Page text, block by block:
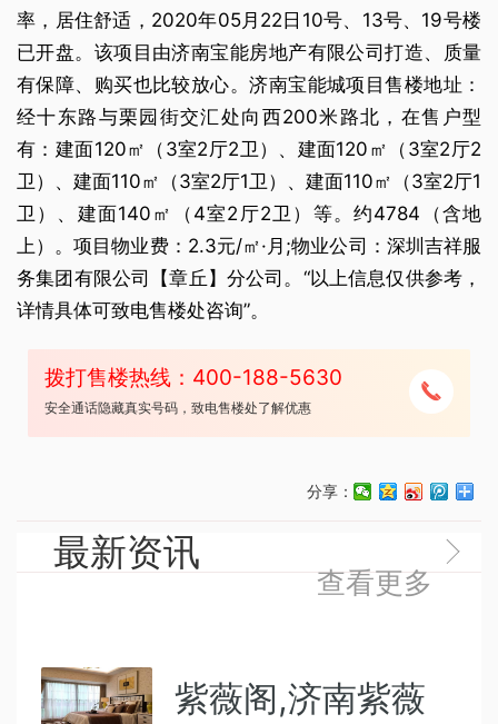
率，居住舒适，2020年05月22日10号、13号、19号楼
已开盘。该项目由济南宝能房地产有限公司打造、质量
有保障、购买也比较放心。济南宝能城项目售楼地址：
经十东路与栗园街交汇处向西200米路北，在售户型
有：建面120㎡（3室2厅2卫）、建面120㎡（3室2厅2
卫）、建面110㎡（3室2厅1卫）、建面110㎡（3室2厅1
卫）、建面140㎡（4室2厅2卫）等。约4784（含地
上）。项目物业费：2.3元/㎡·月;物业公司：深圳吉祥服
务集团有限公司【章丘】分公司。“以上信息仅供参考，
详情具体可致电售楼处咨询”。
拨打售楼热线：400-188-5630
安全通话隐藏真实号码，致电售楼处了解优惠
分享：
最新资讯
查看更多
紫薇阁,济南紫薇